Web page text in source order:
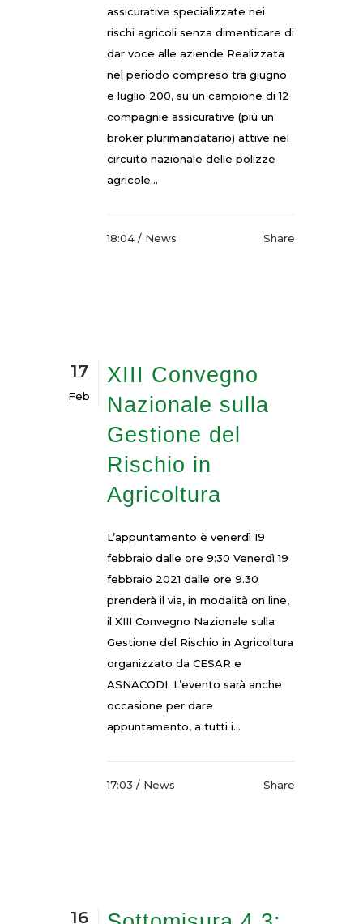
assicurative specializzate nei
rischi agricoli senza dimenticare di
dar voce alle aziende Realizzata
nel periodo compreso tra giugno
e luglio 200, su un campione di 12
compagnie assicurative (più un
broker plurimandatario) attive nel
circuito nazionale delle polizze
agricole...
18:04 / News Share
17
Feb
XIII Convegno
Nazionale sulla
Gestione del
Rischio in
Agricoltura
L’appuntamento è venerdì 19
febbraio dalle ore 9:30 Venerdì 19
febbraio 2021 dalle ore 9.30
prenderà il via, in modalità on line,
il XIII Convegno Nazionale sulla
Gestione del Rischio in Agricoltura
organizzato da CESAR e
ASNACODI. L’evento sarà anche
occasione per dare
appuntamento, a tutti i...
17:03 / News Share
16